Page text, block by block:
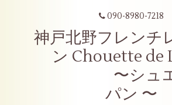
090-8980-7218
神戸北野フレンチ
ン Chouette de
〜シュエ
パン 〜